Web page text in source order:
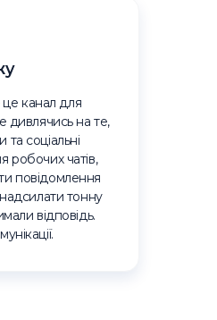
це канал для
дивлячись на те,
соціальні
робочих чатів,
повідомлення
тонну
відповідь.